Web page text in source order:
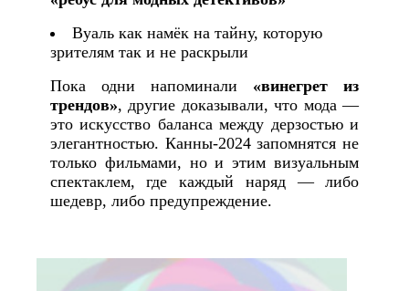
Вуаль как намёк на тайну, которую
зрителям так и не раскрыли
Пока одни напоминали «винегрет из
трендов», другие доказывали, что мода —
это искусство баланса между дерзостью и
элегантностью. Канны-2024 запомнятся не
только фильмами, но и этим визуальным
спектаклем, где каждый наряд — либо
шедевр, либо предупреждение.